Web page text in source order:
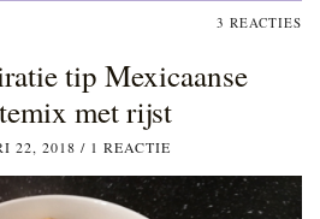
3 REACTIES
tip Mexicaanse
met rijst
22, 2018 / 1 REACTIE